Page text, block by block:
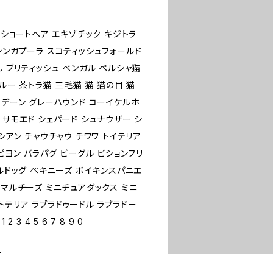
ョートヘア エキゾチック キジトラ
ガプーラ スコティッシュフォールド
ブリティッシュ ベンガル ペルシャ猫
ルー 茶トラ猫 三毛猫 猫 猫の目 猫
ーン グレーハウンド コーイケルホ
モエド シェパード シュナウザー シ
ン チャウチャウ チワワ トイテリア
ン バラパグ ビーグル ビションフリ
ドッグ ペキニーズ ボイキンスパニエ
ルチーズ ミニチュアダックス ミニ
リア ラブラドゥードル ラブラドー
1 2 3 4 5 6 7 8 9 0